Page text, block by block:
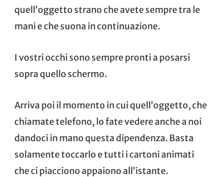
quell’oggetto strano che avete sempre tra le
mani e che suona in continuazione.
I vostri occhi sono sempre pronti a posarsi
sopra quello schermo.
Arriva poi il momento in cui quell’oggetto, che
chiamate telefono, lo fate vedere anche a noi
dandoci in mano questa dipendenza. Basta
solamente toccarlo e tutti i cartoni animati
che ci piacciono appaiono all’istante.